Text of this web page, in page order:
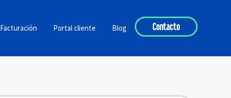
Facturación Portal cliente Blog Contacto